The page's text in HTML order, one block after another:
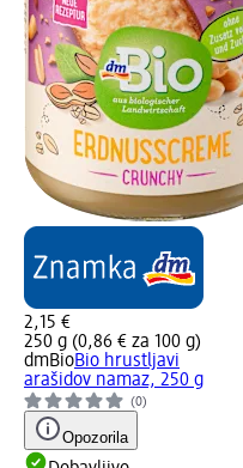
2,15 €
250 g (0,86 € za 100 g)
dmBioBio hrustljavi
arašidov namaz, 250 g
(0)
Opozorila